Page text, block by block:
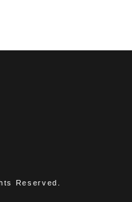
Reserved.